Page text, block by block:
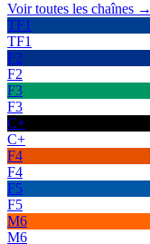
Voir toutes les chaînes →
TF1
TF1
F2
F2
F3
F3
C+
C+
F4
F4
F5
F5
M6
M6